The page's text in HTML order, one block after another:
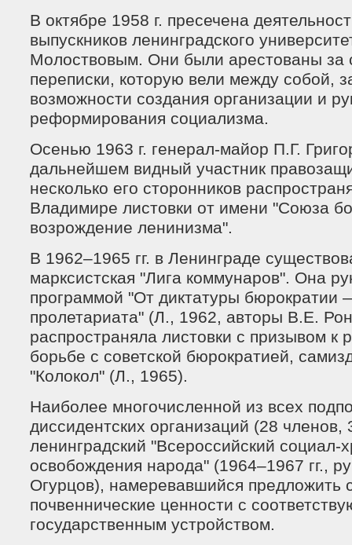
В октябре 1958 г. пресечена
выпускников ленинградского
Молоствовым. Они были арестованы за
переписки, которую вели между собой,
возможности создания организации и
реформирования социализма.
Осенью 1963 г. генерал-майор П.Г.
дальнейшем видный участник
несколько его сторонников
Владимире листовки от имени "Союза
возрождение ленинизма".
В 1962–1965 гг. в Ленинграде
марксистская "Лига коммунаров". Она
программой "От диктатуры бюрократии
пролетариата" (Л., 1962, авторы В.Е.
распространяла листовки с призывом к
борьбе с советской бюрократией,
"Колокол" (Л., 1965).
Наиболее многочисленной из всех
диссидентских организаций (28
ленинградский "Всероссийский социал-
освобождения народа" (1964–1967 гг.,
Огурцов), намеревавшийся предложить
почвеннические ценности с
государственным устройством.